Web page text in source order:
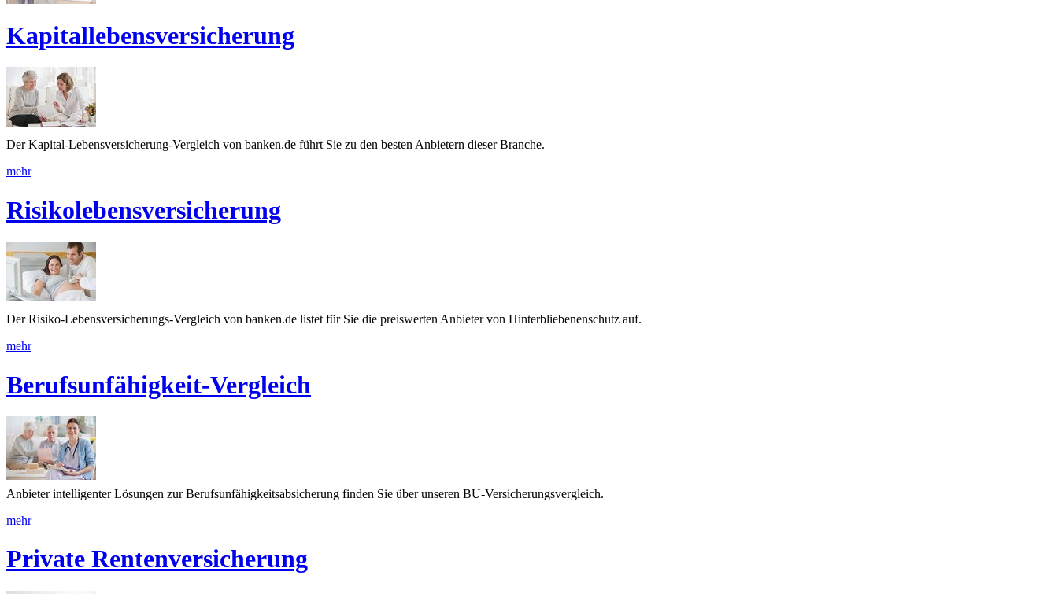
Kapitallebensversicherung
Der Kapital-Lebensversicherung-Vergleich von banken.de führt Sie zu den besten Anbietern dieser Branche.
mehr
Risikolebensversicherung
Der Risiko-Lebensversicherungs-Vergleich von banken.de listet für Sie die preiswerten Anbieter von Hinterbliebenenschutz auf.
mehr
Berufsunfähigkeit-Vergleich
Anbieter intelligenter Lösungen zur Berufsunfähigkeitsabsicherung finden Sie über unseren BU-Versicherungsvergleich.
mehr
Private Rentenversicherung